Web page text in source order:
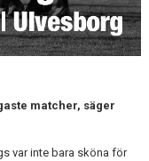
matcher, säger
var inte bara sköna för